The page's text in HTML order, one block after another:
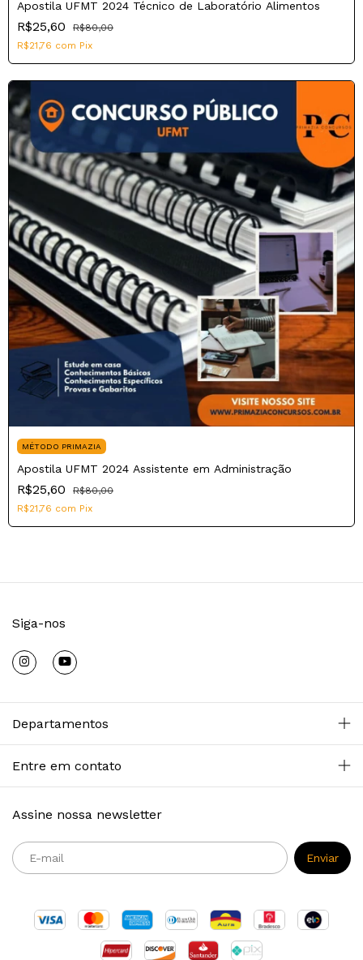
Apostila UFMT 2024 Técnico de Laboratório Alimentos
R$25,60
R$80,00
R$21,76 com Pix
MÉTODO PRIMAZIA
Apostila UFMT 2024 Assistente em Administração
R$25,60
R$80,00
R$21,76 com Pix
Siga-nos
Departamentos
Entre em contato
Assine nossa newsletter